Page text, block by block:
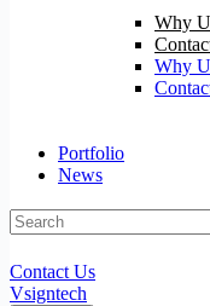
Why
Why
Portfolio
News
No
results
Contact Us
Vsigntech